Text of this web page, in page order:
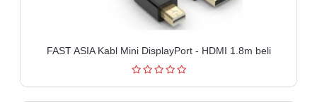
FAST ASIA Kabl Mini DisplayPort - HDMI 1.8m beli